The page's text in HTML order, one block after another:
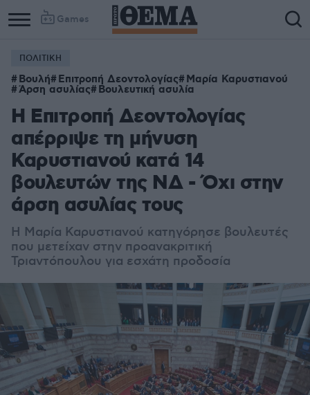
Games
ΠΟΛΙΤΙΚΗ
Βουλή Επιτροπή Δεοντολογίας Μαρία Καρυστιανού
Άρση ασυλίας Βουλευτική ασυλία
Η Επιτροπή Δεοντολογίας
απέρριψε τη μήνυση
Καρυστιανού κατά 14
βουλευτών της ΝΔ - Όχι στην
άρση ασυλίας τους
Η Μαρία Καρυστιανού κατηγόρησε βουλευτές
που μετείχαν στην προανακριτική
Τριαντόπουλου για εσχάτη προδοσία